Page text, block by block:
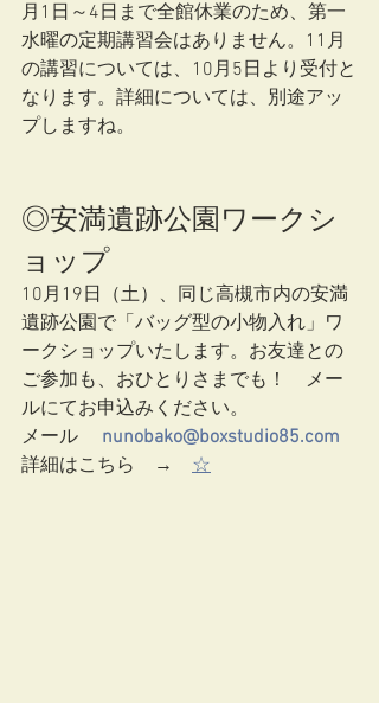
月1日～4日まで全館休業のため、第一
水曜の定期講習会はありません。11月
の講習については、10月5日より受付と
なります。詳細については、別途アッ
プしますね。
◎安満遺跡公園ワークシ
ョップ
10月19日（土）、同じ高槻市内の安満
遺跡公園で「バッグ型の小物入れ」ワ
ークショップいたします。お友達との
ご参加も、おひとりさまでも！　メー
ルにてお申込みください。
メール nunobako@boxstudio85.com
詳細はこちら　→ ☆